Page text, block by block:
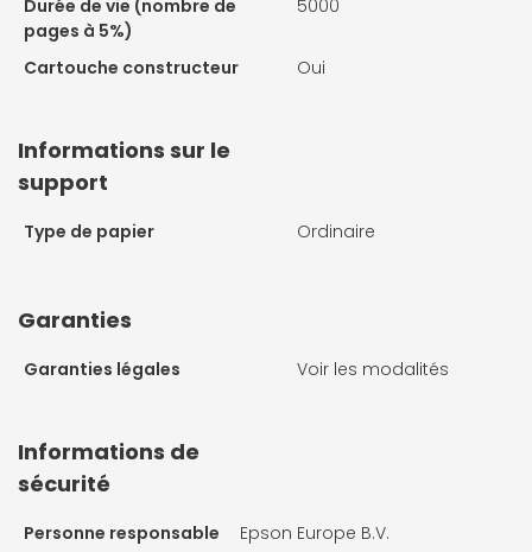
Durée de vie (nombre de
pages à 5%)
5000
Cartouche constructeur Oui
Informations sur le
support
Type de papier Ordinaire
Garanties
Garanties légales Voir les modalités
Informations de
sécurité
Personne responsable
Epson Europe B.V.